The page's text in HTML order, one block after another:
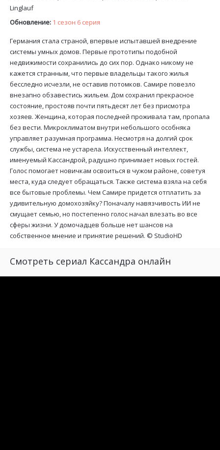
Linglauf
Обновление: 1 сезон 6 серия
Германия стала страной, впервые испытавшей внедрение
системы умных домов. Первые прототипы подобной
недвижимости сохранились до сих пор. Однако никому не
кажется странным, что первые владельцы такого жилья
бесследно исчезли, не оставив потомков. Самире повезло
внезапно обзавестись жильем. Дом сохранил прекрасное
состояние, простояв почти пятьдесят лет без присмотра
хозяев. Женщина, которая последней проживала там, пропала
без вести. Микроклиматом внутри небольшого особняка
управляет разумная программа. Несмотря на долгий срок
службы, система не устарела. Искусственный интеллект,
именуемый Кассандрой, радушно принимает новых гостей.
Голос помогает новичкам освоиться в чужом районе, советуя
места, куда следует обращаться. Также система взяла на себя
все бытовые проблемы. Чем Самире придется отплатить за
удивительную домохозяйку? Поначалу навязчивость ИИ не
смущает семью, но постепенно голос начал влезать во все
сферы жизни. У домочадцев больше нет шансов на
собственное мнение и принятие решений. © StudioHD
Смотреть сериал Кассандра онлайн